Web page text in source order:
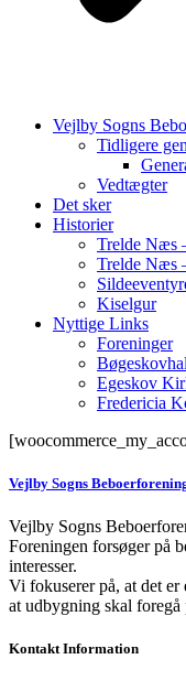
Vejlby Sogns
Tidligere
Vedtægter
Det sker
Historier
Trelde Næs
Trelde Næs
Kiselgur
Nyttige Links
Foreninger
Egeskov
Fredericia
Vejlby Sogns
Vejlby Sogns
Foreningen forsøger på
interesser.
Vi fokuserer på, at det er
at udbygning skal foregå
Kontakt Information